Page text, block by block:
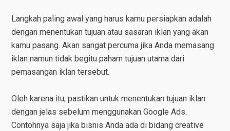
Langkah paling awal yang harus kamu persiapkan adalah
dengan menentukan tujuan atau sasaran iklan yang akan
kamu pasang. Akan sangat percuma jika Anda memasang
iklan namun tidak begitu paham tujuan utama dari
pemasangan iklan tersebut.
Oleh karena itu, pastikan untuk menentukan tujuan iklan
dengan jelas sebelum menggunakan Google Ads.
Contohnya saja jika bisnis Anda ada di bidang creative